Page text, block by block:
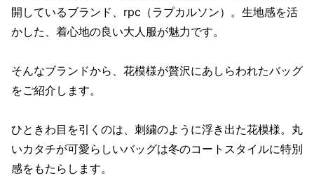
開しているブランド、rpc（ラプカルソン）。生地感を活
かした、着心地の良い大人服が魅力です。
そんなブランドから、花模様が贅沢にあしらわれたバッグ
をご紹介します。
ひときわ目を引くのは、刺繍のように浮き出た花模様。丸
いカタチが可愛らしいバッグは冬のコートスタイルに特別
感をもたらします。